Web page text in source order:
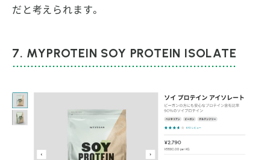
だと考えられます。
7. MYPROTEIN SOY PROTEIN ISOLATE